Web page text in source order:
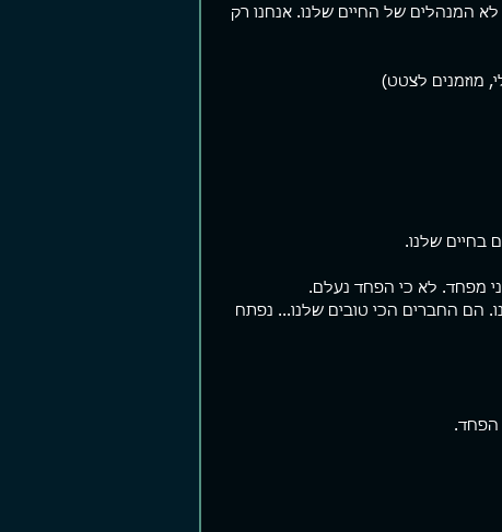
המנהלים של החיים שלנו. אנחנו רק
מוזמנים לצטט)
בחיים שלנו.
מפחד. לא כי הפחד נעלם.
הם החברים הכי טובים שלנו... נפתח
הפחד.